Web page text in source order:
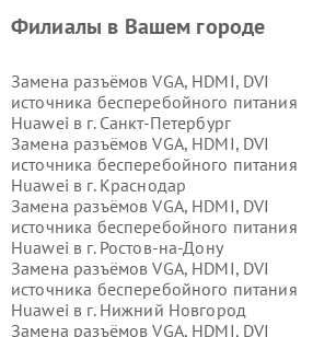
Филиалы в Вашем городе
Замена разъёмов VGA, HDMI, DVI
источника бесперебойного питания
Huawei в г. Санкт-Петербург
Замена разъёмов VGA, HDMI, DVI
источника бесперебойного питания
Huawei в г. Краснодар
Замена разъёмов VGA, HDMI, DVI
источника бесперебойного питания
Huawei в г. Ростов-на-Дону
Замена разъёмов VGA, HDMI, DVI
источника бесперебойного питания
Huawei в г. Нижний Новгород
Замена разъёмов VGA, HDMI, DVI